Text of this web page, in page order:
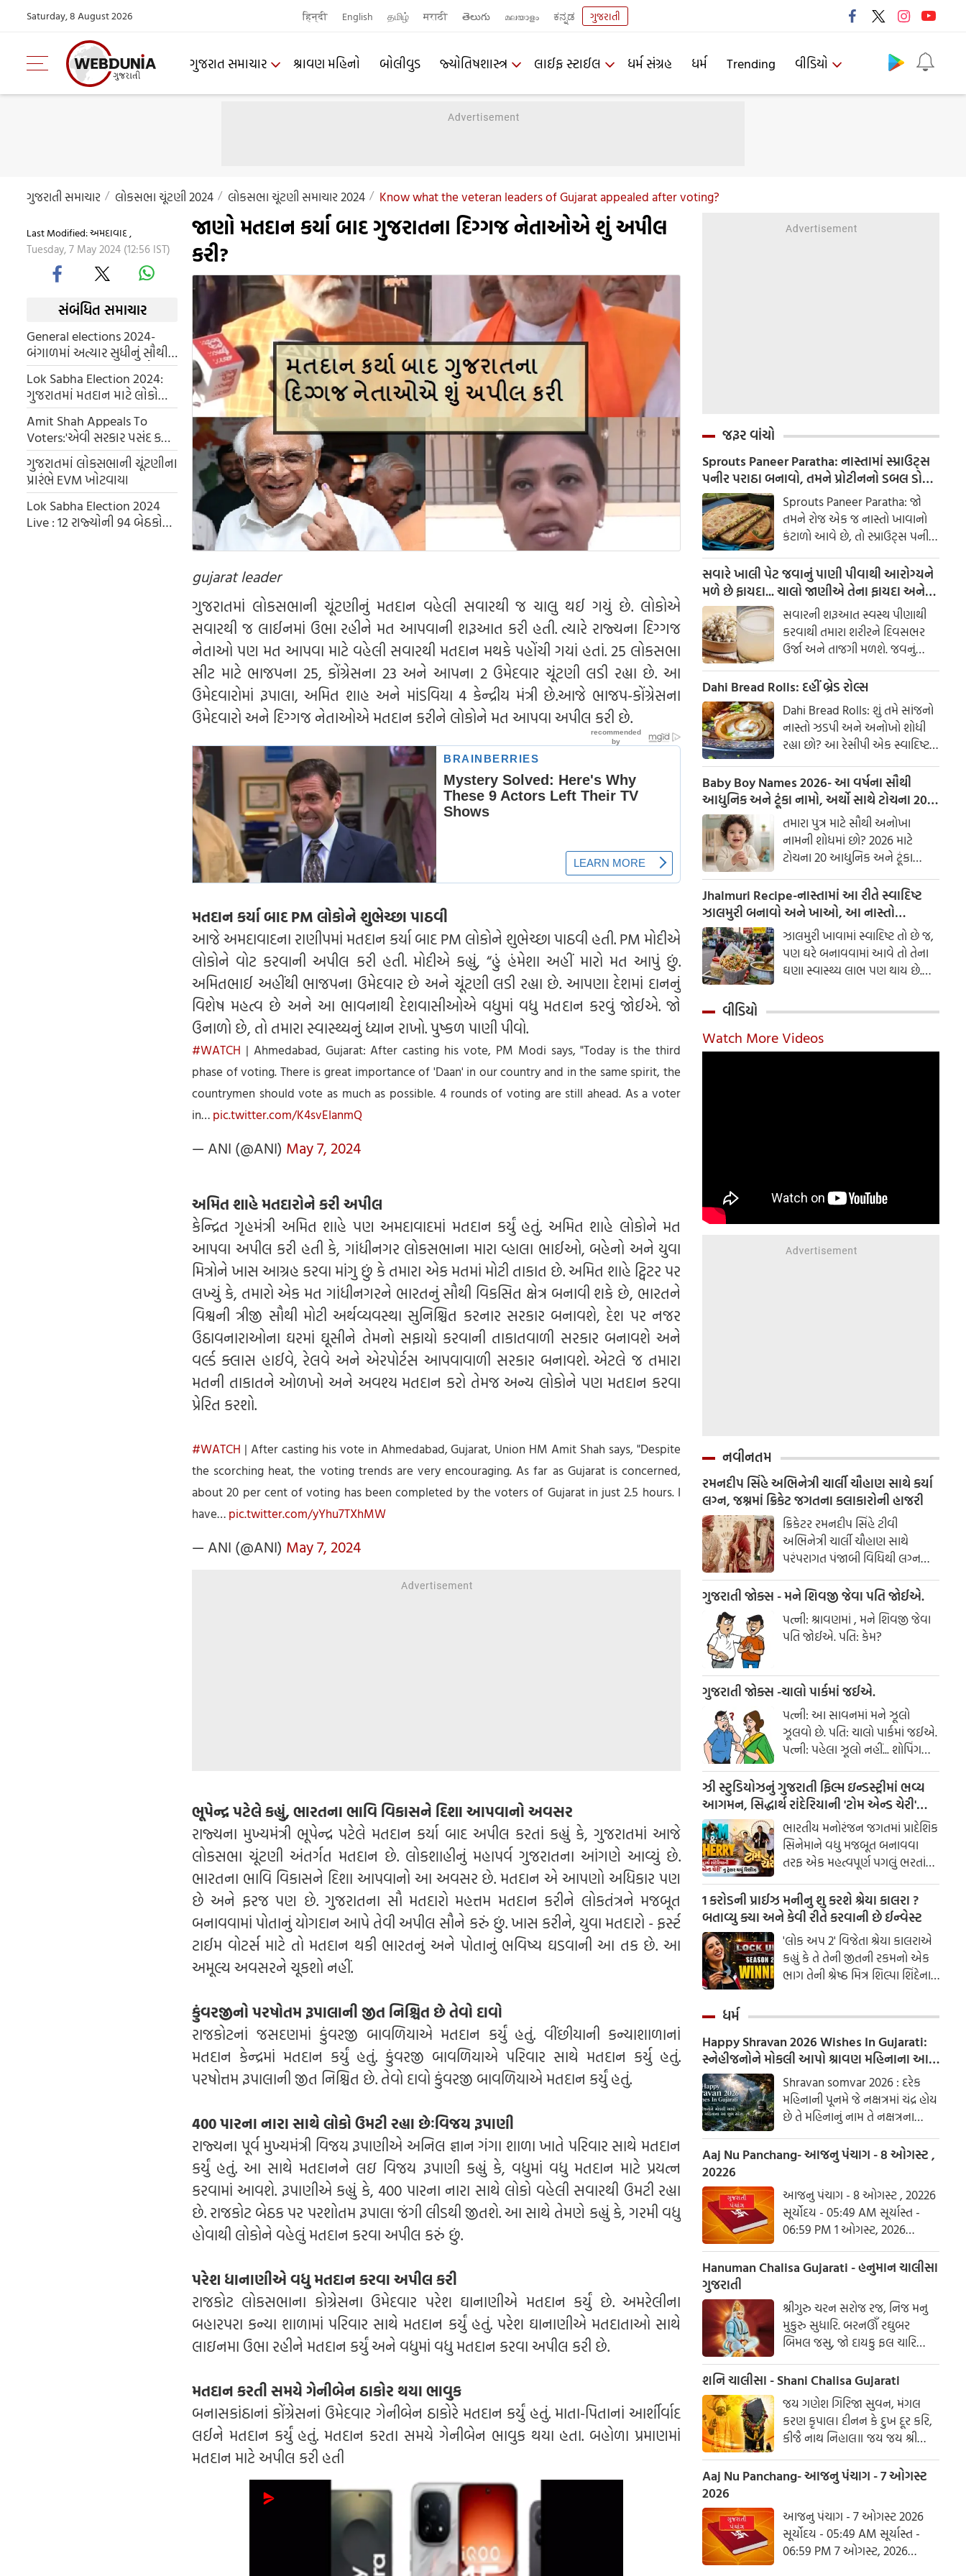
Saturday, 8 August 2026 हिन्दी English தமிழ் मराठी తెలుగు മലയാളം ಕನ್ನಡ ગુજરાતી
ગુજરાત સમાચાર શ્રાવણ મહિનો બોલીવુડ જ્યોતિષશાસ્ત્ર લાઈફ સ્ટાઈલ ધર્મ સંગ્રહ ધર્મ Trending વીડિયો
ગુજરાતી સમાચાર લોકસભા ચૂંટણી 2024 લોકસભા ચૂંટણી સમાચાર 2024 Know what the veteran leaders of Gujarat appealed after voting?
Last Modified: અમદાવાદ ,
Tuesday, 7 May 2024 (12:56 IST)
સંબંધિત સમાચાર
General elections 2024-
બંગાળમાં અત્યાર સુધીનું સૌથી
વધુ મતદાન, મહારાષ્ટ્રમાં સૌથી
ઓછું; મતદાનની સ્થિતિ જાણો
Lok Sabha Election 2024:
ગુજરાતમાં મતદાન માટે લોકોનો
અનેરો ઉત્સાહ, કેસરી કોટીમાં
પીએમ મોદી રાણીપની નિશાન
સ્કૂલે વોટિંગ કરવા પહોંચ્યા
Amit Shah Appeals To
Voters:'એવી સરકાર પસંદ કરો
જે...' ગાંધીનગરમાં વોટ આપ્યા
બાદ અમિત શાહે શું કહ્યું?
ગુજરાતમાં લોકસભાની ચૂંટણીના
પ્રારંભે EVM ખોટવાયા
Lok Sabha Election 2024
Live : 12 રાજ્યોની 94 બેઠકો
જાણો મતદાન કર્યા બાદ ગુજરાતના દિગ્ગજ નેતાઓએ શું અપીલ
કરી?
gujarat leader
ગુજરાતમાં લોકસભાની ચૂંટણીનું મતદાન વહેલી સવારથી જ ચાલુ થઈ ગયું છે. લોકોએ
સવારથી જ લાઈનમાં ઉભા રહીને મત આપવાની શરૂઆત કરી હતી. ત્યારે રાજ્યના દિગ્ગજ
નેતાઓ પણ મત આપવા માટે વહેલી સવારથી મતદાન મથકે પહોંચી ગયાં હતાં. 25 લોકસભા
સીટ માટે ભાજપના 25, કોંગ્રેસના 23 અને આપના 2 ઉમેદવાર ચૂંટણી લડી રહ્યા છે. આ
ઉમેદવારોમાં રૂપાલા, અમિત શાહ અને માંડવિયા 4 કેન્દ્રીય મંત્રી છે.આજે ભાજપ-કોંગ્રેસના
ઉમેદવારો અને દિગ્ગજ નેતાઓએ મતદાન કરીને લોકોને મત આપવા અપીલ કરી છે.
મતદાન કર્યા બાદ PM લોકોને શુભેચ્છા પાઠવી
આજે અમદાવાદના રાણીપમાં મતદાન કર્યા બાદ PM લોકોને શુભેચ્છા પાઠવી હતી. PM મોદીએ
લોકોને વોટ કરવાની અપીલ કરી હતી. મોદીએ કહ્યું, “હું હંમેશા અહીં મારો મત આપું છું.
અમિતભાઈ અહીંથી ભાજપના ઉમેદવાર છે અને ચૂંટણી લડી રહ્યા છે. આપણા દેશમાં દાનનું
વિશેષ મહત્વ છે અને આ ભાવનાથી દેશવાસીઓએ વધુમાં વધુ મતદાન કરવું જોઈએ. જો
ઉનાળો છે, તો તમારા સ્વાસ્થ્યનું ધ્યાન રાખો. પુષ્કળ પાણી પીવો.
#WATCH | Ahmedabad, Gujarat: After casting his vote, PM Modi says, "Today is the third
phase of voting. There is great importance of 'Daan' in our country and in the same spirit, the
countrymen should vote as much as possible. 4 rounds of voting are still ahead. As a voter
in… pic.twitter.com/K4svEIanmQ
— ANI (@ANI) May 7, 2024
અમિત શાહે મતદારોને કરી અપીલ
કેન્દ્રિત ગૃહમંત્રી અમિત શાહે પણ અમદાવાદમાં મતદાન કર્યું હતું. અમિત શાહે લોકોને મત
આપવા અપીલ કરી હતી કે, ગાંધીનગર લોકસભાના મારા વ્હાલા ભાઈઓ, બહેનો અને યુવા
મિત્રોને ખાસ આગ્રહ કરવા માંગુ છું કે તમારા એક મતમાં મોટી તાકાત છે. અમિત શાહે ટ્વિટર પર
લખ્યું કે, તમારો એક મત ગાંધીનગરને ભારતનું સૌથી વિકસિત ક્ષેત્ર બનાવી શકે છે, ભારતને
વિશ્વની ત્રીજી સૌથી મોટી અર્થવ્યવસ્થા સુનિશ્ચિત કરનાર સરકાર બનાવશે, દેશ પર નજર
ઉઠાવનારાઓના ઘરમાં ઘૂસીને તેમનો સફાયો કરવાની તાકાતવાળી સરકાર બનાવશે અને
વર્લ્ડ ક્લાસ હાઈવે, રેલવે અને એરપોર્ટસ આપવાવાળી સરકાર બનાવશે. એટલે જ તમારા
મતની તાકાતને ઓળખો અને અવશ્ય મતદાન કરો તેમજ અન્ય લોકોને પણ મતદાન કરવા
પ્રેરિત કરશો.
#WATCH | After casting his vote in Ahmedabad, Gujarat, Union HM Amit Shah says, "Despite
the scorching heat, the voting trends are very encouraging. As far as Gujarat is concerned,
about 20 per cent of voting has been completed by the voters of Gujarat in just 2.5 hours. I
have… pic.twitter.com/yYhu7TXhMW
— ANI (@ANI) May 7, 2024
ભૂપેન્દ્ર પટેલે કહ્યું, ભારતના ભાવિ વિકાસને દિશા આપવાનો અવસર
રાજ્યના મુખ્યમંત્રી ભૂપેન્દ્ર પટેલે મતદાન કર્યા બાદ અપીલ કરતાં કહ્યું કે, ગુજરાતમાં આજે
લોકસભા ચૂંટણી અંતર્ગત મતદાન છે. લોકશાહીનું મહાપર્વ ગુજરાતના આંગણે આવ્યું છે.
ભારતના ભાવિ વિકાસને દિશા આપવાનો આ અવસર છે. મતદાન એ આપણો અધિકાર પણ
છે અને ફરજ પણ છે. ગુજરાતના સૌ મતદારો મહત્તમ મતદાન કરીને લોકતંત્રને મજબૂત
બનાવવામાં પોતાનું યોગદાન આપે તેવી અપીલ સૌને કરું છું. ખાસ કરીને, યુવા મતદારો - ફર્સ્ટ
ટાઈમ વોટર્સ માટે તો મતદાન થકી ભારતનું અને પોતાનું ભવિષ્ય ઘડવાની આ તક છે. આ
અમૂલ્ય અવસરને ચૂકશો નહીં.
કુંવરજીનો પરષોતમ રૂપાલાની જીત નિશ્ચિત છે તેવો દાવો
રાજકોટનાં જસદણમાં કુંવરજી બાવળિયાએ મતદાન કર્યું હતું. વીંછીયાની કન્યાશાળાનાં
મતદાન કેન્દ્રમાં મતદાન કર્યું હતું. કુંવરજી બાવળિયાએ પરિવાર સાથે મતદાન કર્યુ હતું.
પરષોત્તમ રૂપાલાની જીત નિશ્ચિત છે. તેવો દાવો કુંવરજી બાવળિયાએ મતદાન કર્યું હતું.
400 પારના નારા સાથે લોકો ઉમટી રહ્યા છેઃવિજય રૂપાણી
રાજ્યના પૂર્વ મુખ્યમંત્રી વિજય રૂપાણીએ અનિલ જ્ઞાન ગંગા શાળા ખાતે પરિવાર સાથે મતદાન
કર્યું હતું. આ સાથે મતદાનને લઇ વિજય રૂપાણી કહ્યું કે, વધુમાં વધુ મતદાન માટે પ્રયત્ન
કરવામાં આવશે. રૂપાણીએ કહ્યું કે, 400 પારના નારા સાથે લોકો વહેલી સવારથી ઉમટી રહ્યા
છે. રાજકોટ બેઠક પર પરશોતમ રૂપાલા જંગી લીડથી જીતશે. આ સાથે તેમણે કહ્યું કે, ગરમી વધુ
હોવાથી લોકોને વહેલું મતદાન કરવા અપીલ કરું છું.
પરેશ ધાનાણીએ વધુ મતદાન કરવા અપીલ કરી
રાજકોટ લોકસભાના કોગ્રેસના ઉમેદવાર પરેશ ઘાનાણીએ મતદાન કર્યું છે. અમરેલીના
બહારપરા કન્યા શાળામાં પરિવાર સાથે મતદાન કર્યું હતું. પરેશ ઘાનાણીએ મતદાતાઓ સાથે
લાઇનમા ઉભા રહીને મતદાન કર્યું અને વધુમાં વધુ મતદાન કરવા અપીલ કરી છે.
મતદાન કરતી સમયે ગેનીબેન ઠાકોર થયા ભાવુક
બનાસકાંઠાનાં કોંગ્રેસનાં ઉમેદવાર ગેનીબેન ઠાકોરે મતદાન કર્યું હતું. માતા-પિતાનાં આર્શીર્વાદ
લઈને મતદાન કર્યું હતું. મતદાન કરતા સમયે ગેનીબેન ભાવુક થયા હતા. બહોળા પ્રમાણમાં
મતદાન માટે અપીલ કરી હતી
જરૂર વાંચો
Sprouts Paneer Paratha: નાસ્તામાં સ્પ્રાઉટ્સ
પનીર પરાઠા બનાવો, તમને પ્રોટીનનો ડબલ ડોઝ
મળશે
Sprouts Paneer Paratha: જો
તમને રોજ એક જ નાસ્તો ખાવાનો
કંટાળો આવે છે, તો સ્પ્રાઉટ્સ પનીર
પરાઠા બનાવવાનો પ્રયાસ કરો. તે
માત્ર સ્વાદિષ્ટ જ નથી પણ તમારા
સ્વાસ્થ્ય માટે અતિ ફાયદાકારક પણ
સવારે ખાલી પેટ જવાનું પાણી પીવાથી આરોગ્યને
મળે છે ફાયદા... ચાલો જાણીએ તેના ફાયદા અને
ઉપયોગ કરવાની યોગ્ય રીતસવારની શરૂઆત સ્વસ્થ પીણાથી
કરવાથી તમારા શરીરને દિવસભર
ઉર્જા અને તાજગી મળશે. જવનું
પાણી એક ઉત્તમ ઘરેલું ઉપાય
માનવામાં આવે છે, જે ખાસ કરીને
ઉનાળામાં ઠંડક આપે છે
Dahi Bread Rolls: દહીં બ્રેડ રોલ્સ
Dahi Bread Rolls: શું તમે સાંજનો
નાસ્તો ઝડપી અને અનોખો શોધી
રહ્યા છો? આ રેસીપી એક સ્વાદિષ્ટ
વિકલ્પ આપે છે જે બહારથી ક્રિસ્પી
અને અંદરથી અતિ નરમ છે. મસાલા
અને ક્રીમી ટેક્સચરનું સંપૂર્ણ મિશ્રણ
તેને બધી ઉંમરના લોકોમાં પ્રિય
બનાવે છે.
Baby Boy Names 2026- આ વર્ષના સૌથી
આધુનિક અને ટૂંકા નામો, અર્થો સાથે ટોચના 20
નામોની યાદી જુઓ.તમારા પુત્ર માટે સૌથી અનોખા
નામની શોધમાં છો? 2026 માટે
ટોચના 20 આધુનિક અને ટૂંકા
બાળક છોકરાના નામોની યાદી
તપાસો, અર્થો સાથે, જે તમારા
બાળકને એક સુંદર ઓળખ આપશે.
Jhalmuri Recipe-નાસ્તામાં આ રીતે સ્વાદિષ્ટ
ઝાલમુરી બનાવો અને ખાઓ, આ નાસ્તો
મસાલેદાર અને સ્વાદિષ્ટ છે.ઝાલમુરી ખાવામાં સ્વાદિષ્ટ તો છે જ,
પણ ઘરે બનાવવામાં આવે તો તેના
ઘણા સ્વાસ્થ્ય લાભ પણ થાય છે.
વીડિયો
Watch More Videos
નવીનતમ
રમનદીપ સિંહે અભિનેત્રી ચાર્લી ચૌહાણ સાથે કર્યા
લગ્ન, જશ્નમાં ક્રિકેટ જગતના કલાકારોની હાજરી
ક્રિકેટર રમનદીપ સિંહે ટીવી
અભિનેત્રી ચાર્લી ચૌહાણ સાથે
પરંપરાગત પંજાબી વિધિથી લગ્ન
કર્યા. રમનદીપ અને ચાર્લીએ તેમના
લગ્નના કેટલાક સુંદર ફોટા ચાહકો
સાથે શેર કર્યા.
ગુજરાતી જોક્સ - મને શિવજી જેવા પતિ જોઈએ.
પત્ની: શ્રાવણમાં , મને શિવજી જેવા
પતિ જોઈએ. પતિ: કેમ?
ગુજરાતી જોક્સ -ચાલો પાર્કમાં જઈએ.
પત્ની: આ સાવનમાં મને ઝૂલો
ઝૂલવો છે. પતિ: ચાલો પાર્કમાં જઈએ.
પત્ની: પહેલા ઝૂલો નહીં... શોપિંગ
કરાવ!
ઝી સ્ટુડિયોઝનું ગુજરાતી ફિલ્મ ઇન્ડસ્ટ્રીમાં ભવ્ય
આગમન, સિદ્ધાર્થ રાંદેરિયાની 'ટોમ એન્ડ ચેરી'
સાથે કરશે શરૂઆત; ટ્રેલર થયું રિલીઝ
ભારતીય મનોરંજન જગતમાં પ્રાદેશિક
સિનેમાને વધુ મજબૂત બનાવવા
તરફ એક મહત્વપૂર્ણ પગલું ભરતાં
ઝી સ્ટુડિયોઝે ગુજરાતી ફિલ્મ
ઇન્ડસ્ટ્રીમાં પોતાની સત્તાવાર
એન્ટ્રીની જાહેરાત કરી છે.
1 કરોડની પ્રાઈઝ મનીનુ શુ કરશે શ્રેયા કાલરા ?
બતાવ્યુ ક્યા અને કેવી રીતે કરવાની છે ઈન્વેસ્ટ
'લોક અપ 2' વિજેતા શ્રેયા કાલરાએ
કહ્યું કે તે તેની જીતની રકમનો એક
ભાગ તેની શ્રેષ્ઠ મિત્ર શિલ્પા શિંદેના
ધર્મ
Happy Shravan 2026 Wishes In Gujarati:
સ્નેહીજનોને મોકલી આપો શ્રાવણ મહિનાના આ
શુભ સંદેશ
Shravan somvar 2026 : દરેક
મહિનાની પૂનમે જે નક્ષત્રમાં ચંદ્ર હોય
છે તે મહિનાનું નામ તે નક્ષત્રના
આધારે રાખવામાં આવ્યું છે. શ્રાવણ
નામ પણ શ્રવણ નક્ષત્રને આધારિત
Aaj Nu Panchang- આજનુ પંચાગ - 8 ઓગસ્ટ ,
20226
આજનુ પંચાગ - 8 ઓગસ્ટ , 20226
સૂર્યોદય - 05:49 AM સૂર્યાસ્ત -
06:59 PM 1 ઓગસ્ટ, 2026
શનિવાર આષાઢ વદ ત્રિજ- વિક્રમ
સંવત 2082
Hanuman Chalisa Gujarati - હનુમાન ચાલીસા
ગુજરાતી
શ્રીગુરુ ચરન સરોજ રજ, નિજ મનુ
મુકુરુ સુધારિ. બરનઊઁ રઘુબર
બિમલ જસુ, જો દાયકુ ફલ ચારિ
બુદ્ધિહીન તનુ જાનિકે, સુમિરૌં પવન-
કુમાર. બલ બુદ્ધિ બિદ્યા દેહુ મોહિં,
હરહુ કલેસ બિકાર
શનિ ચાલીસા - Shani Chalisa Gujarati
જય ગણેશ ગિરિજા સુવન, મંગલ
કરણ કૃપાલ। દીનન કે દુખ દૂર કરિ,
કીજૈ નાથ નિહાલ॥ જય જય શ્રી
શનિદેવ પ્રભુ, સુનહુ વિનય મહારાજ।
કરહુ કૃપા હે રવિ તનય, રાખહુ જન
કી લાજ॥ શનિ ચાલીસા ચૌપાઈ :
Aaj Nu Panchang- આજનુ પંચાગ - 7 ઓગસ્ટ
2026
આજનુ પંચાગ - 7 ઓગસ્ટ 2026
સૂર્યોદય - 05:49 AM સૂર્યાસ્ત -
06:59 PM 7 ઓગસ્ટ, 2026